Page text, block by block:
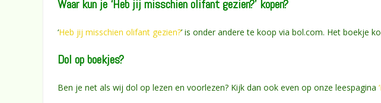
Waar kun je ‘Heb jij misschien olifant gezien?’ kopen?
‘Heb jij misschien olifant gezien?’ is onder andere te koop via bol.com. Het boekje
Dol op boekjes?
Ben je net als wij dol op lezen en voorlezen? Kijk dan ook even op onze leespagina